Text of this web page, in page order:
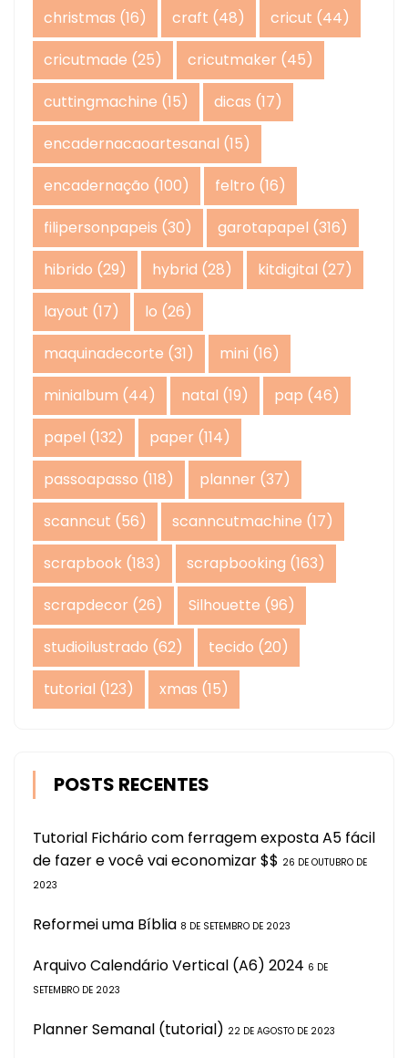
christmas (16) craft (48) cricut (44)
cricutmade (25) cricutmaker (45)
cuttingmachine (15) dicas (17)
encadernacaoartesanal (15)
encadernação (100) feltro (16)
filipersonpapeis (30) garotapapel (316)
hibrido (29) hybrid (28) kitdigital (27)
layout (17) lo (26)
maquinadecorte (31) mini (16)
minialbum (44) natal (19) pap (46)
papel (132) paper (114)
passoapasso (118) planner (37)
scanncut (56) scanncutmachine (17)
scrapbook (183) scrapbooking (163)
scrapdecor (26) Silhouette (96)
studioilustrado (62) tecido (20)
tutorial (123) xmas (15)
POSTS RECENTES
Tutorial Fichário com ferragem exposta A5 fácil
de fazer e você vai economizar $$ 26 DE OUTUBRO DE
2023
Reformei uma Bíblia 8 DE SETEMBRO DE 2023
Arquivo Calendário Vertical (A6) 2024 6 DE
SETEMBRO DE 2023
Planner Semanal (tutorial) 22 DE AGOSTO DE 2023